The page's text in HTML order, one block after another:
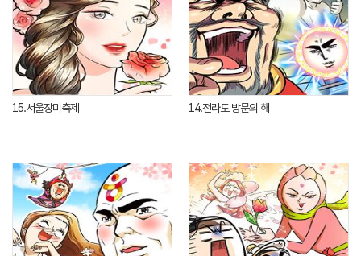
15.서울장미축제 14.전라도 방문의 해